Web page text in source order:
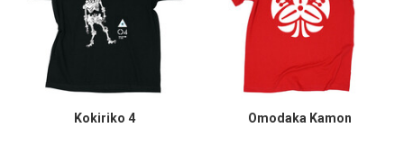
Kokiriko 4 Omodaka Kamon